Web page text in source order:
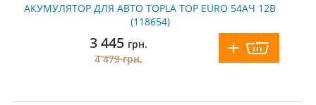
АКУМУЛЯТОР ДЛЯ АВТО TOPLA TOP EURO 54АЧ 12В
(118654)
3 445 грн.
4 479грн.